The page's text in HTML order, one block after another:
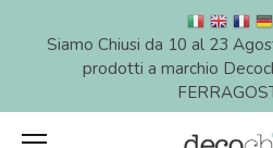
Siamo Chiusi da 10 al 23
prodotti a marchio